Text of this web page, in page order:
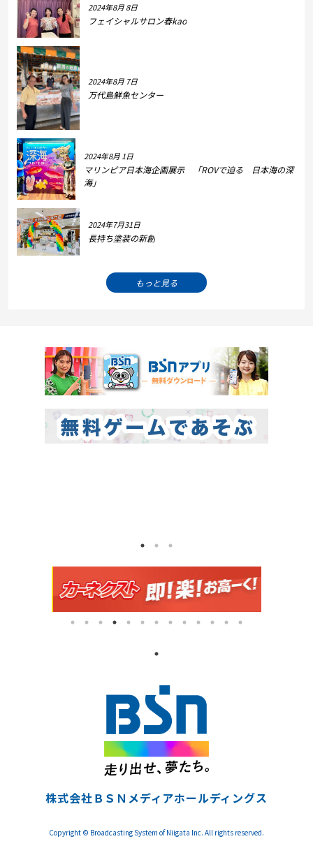
2024年8月 8日
フェイシャルサロン春kao
2024年8月 7日
万代島鮮魚センター
2024年8月 1日
マリンピア日本海企画展示 「ROVで迫る 日本海の深
海」
2024年7月31日
長持ち塗装の新創
もっと見る
株式会社ＢＳＮメディアホールディングス
Copyright © Broadcasting System of Niigata Inc. All rights reserved.